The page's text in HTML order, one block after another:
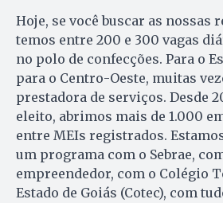
Hoje, se você buscar as nossas
temos entre 200 e 300 vagas
no polo de confecções. Para o
para o Centro-Oeste, muitas
prestadora de serviços. Desde
eleito, abrimos mais de 1.000
entre MEIs registrados.
um programa com o Sebrae,
empreendedor, com o Colégio
Estado de Goiás (Cotec), com